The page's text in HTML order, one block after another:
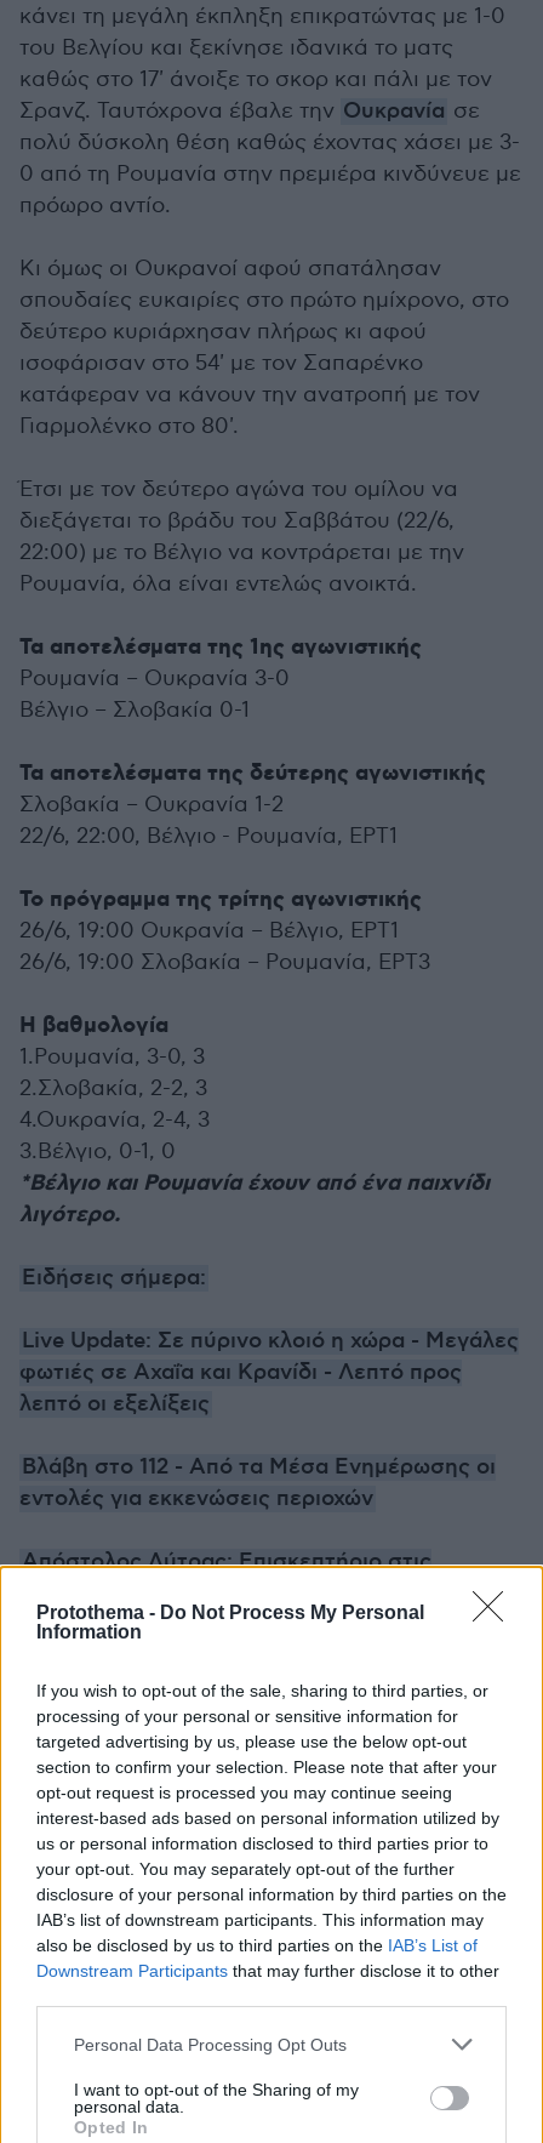
Protothema - Do Not Process My Personal
Information
If you wish to opt-out of the sale, sharing to third parties, or
processing of your personal or sensitive information for
targeted advertising by us, please use the below opt-out
section to confirm your selection. Please note that after your
opt-out request is processed you may continue seeing
interest-based ads based on personal information utilized by
us or personal information disclosed to third parties prior to
your opt-out. You may separately opt-out of the further
disclosure of your personal information by third parties on the
IAB’s list of downstream participants. This information may
also be disclosed by us to third parties on the IAB’s List of
Downstream Participants that may further disclose it to other
Please note that this website/app uses one or more Google
not limited to your visit or usage behaviour. You may click to
grant or deny consent to Google and its third-party tags to
Personal Data Processing Opt Outs
I want to opt-out of the Sharing of my
personal data.
Opted In
κάνει τη μεγάλη έκπληξη επικρατώντας με 1-0
του Βελγίου και ξεκίνησε ιδανικά το ματς
καθώς στο 17' άνοιξε το σκορ και πάλι με τον
Σρανζ. Ταυτόχρονα έβαλε την Ουκρανία σε
πολύ δύσκολη θέση καθώς έχοντας χάσει με 3-
0 από τη Ρουμανία στην πρεμιέρα κινδύνευε με
πρόωρο αντίο.
Κι όμως οι Ουκρανοί αφού σπατάλησαν
σπουδαίες ευκαιρίες στο πρώτο ημίχρονο, στο
δεύτερο κυριάρχησαν πλήρως κι αφού
ισοφάρισαν στο 54' με τον Σαπαρένκο
κατάφεραν να κάνουν την ανατροπή με τον
Γιαρμολένκο στο 80'.
Έτσι με τον δεύτερο αγώνα του ομίλου να
διεξάγεται το βράδυ του Σαββάτου (22/6,
22:00) με το Βέλγιο να κοντράρεται με την
Ρουμανία, όλα είναι εντελώς ανοικτά.
Τα αποτελέσματα της 1ης αγωνιστικής
Ρουμανία – Ουκρανία 3-0
Βέλγιο – Σλοβακία 0-1
Τα αποτελέσματα της δεύτερης αγωνιστικής
Σλοβακία – Ουκρανία 1-2
22/6, 22:00, Βέλγιο - Ρουμανία, ΕΡΤ1
Το πρόγραμμα της τρίτης αγωνιστικής
26/6, 19:00 Ουκρανία – Βέλγιο, ΕΡΤ1
26/6, 19:00 Σλοβακία – Ρουμανία, ΕΡΤ3
Η βαθμολογία
1.Ρουμανία, 3-0, 3
2.Σλοβακία, 2-2, 3
4.Ουκρανία, 2-4, 3
3.Βέλγιο, 0-1, 0
*Βέλγιο και Ρουμανία έχουν από ένα παιχνίδι
λιγότερο.
Ειδήσεις σήμερα:
Live Update: Σε πύρινο κλοιό η χώρα - Μεγάλες
φωτιές σε Αχαΐα και Κρανίδι - Λεπτό προς
λεπτό οι εξελίξεις
Βλάβη στο 112 - Από τα Μέσα Ενημέρωσης οι
εντολές για εκκενώσεις περιοχών
Απόστολος Λύτρας: Επισκεπτήριο στις
φυλακές Κορυδαλλού από την πρώην σύζυγό
του και τη μεγαλύτερη κόρη του
Ακολουθήστε το protothema.gr στο Google News
και μάθετε πρώτοι όλες τις ειδήσεις
Δείτε όλες τις τελευταίεςΕιδήσειςαπό την Ελλάδα
και τον Κόσμο, τη στιγμή που συμβαίνουν, στο
Protothema.gr
ΡΟΗ ΕΙΔΗΣΕΩΝ
Ειδήσεις Δημοφιλή Σχολιασμένα
Renault 4 E-Tech electric: Ελευθερία για πάντα! (+video)
πριν 8 λεπτά